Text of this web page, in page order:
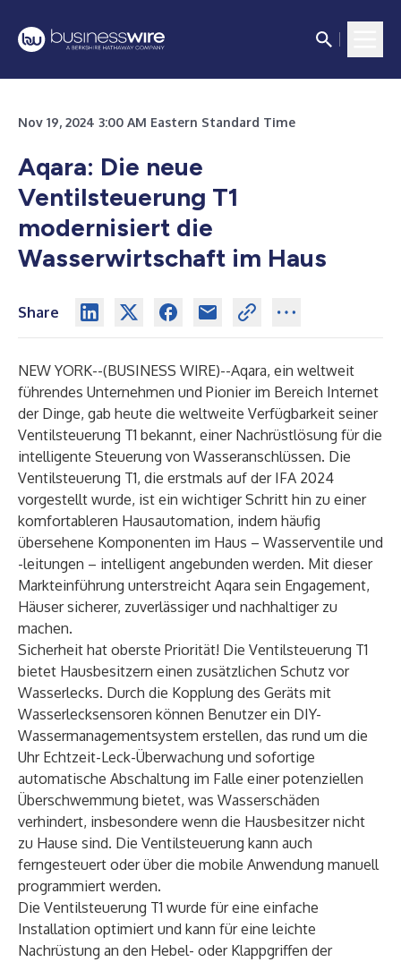
Nov 19, 2024 3:00 AM Eastern Standard Time
Aqara: Die neue
Ventilsteuerung T1
modernisiert die
Wasserwirtschaft im Haus
Share
NEW YORK--(BUSINESS WIRE)--Aqara, ein weltweit
führendes Unternehmen und Pionier im Bereich Internet
der Dinge, gab heute die weltweite Verfügbarkeit seiner
Ventilsteuerung T1 bekannt, einer Nachrüstlösung für die
intelligente Steuerung von Wasseranschlüssen. Die
Ventilsteuerung T1, die erstmals auf der IFA 2024
vorgestellt wurde, ist ein wichtiger Schritt hin zu einer
komfortableren Hausautomation, indem häufig
übersehene Komponenten im Haus – Wasserventile und
-leitungen – intelligent angebunden werden. Mit dieser
Markteinführung unterstreicht Aqara sein Engagement,
Häuser sicherer, zuverlässiger und nachhaltiger zu
machen.
Sicherheit hat oberste Priorität! Die Ventilsteuerung T1
bietet Hausbesitzern einen zusätzlichen Schutz vor
Wasserlecks. Durch die Kopplung des Geräts mit
Wasserlecksensoren können Benutzer ein DIY-
Wassermanagementsystem erstellen, das rund um die
Uhr Echtzeit-Leck-Überwachung und sofortige
automatische Abschaltung im Falle einer potenziellen
Überschwemmung bietet, was Wasserschäden
verhindert, insbesondere wenn die Hausbesitzer nicht
zu Hause sind. Die Ventilsteuerung kann auch
ferngesteuert oder über die mobile Anwendung manuell
programmiert werden.
Die Ventilsteuerung T1 wurde für eine einfache
Installation optimiert und kann für eine leichte
Nachrüstung an den Hebel- oder Klappgriffen der